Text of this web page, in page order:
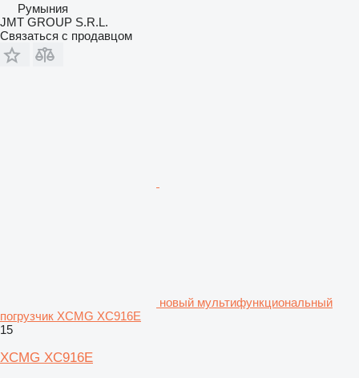
Румыния
JMT GROUP S.R.L.
Связаться с продавцом
новый мультифункциональный
погрузчик XCMG XC916E
15
XCMG XC916E